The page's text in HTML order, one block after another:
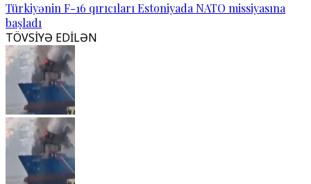
Türkiyənin F-16 qırıcıları Estoniyada NATO missiyasına
başladı
TÖVSİYƏ EDİLƏN